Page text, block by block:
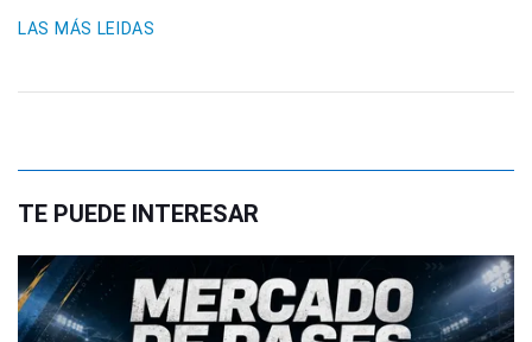
LAS MÁS LEIDAS
TE PUEDE INTERESAR